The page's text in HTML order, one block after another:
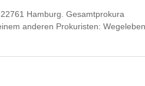
Hamburg. Gesamtprokura
anderen Prokuristen: Wegeleben,